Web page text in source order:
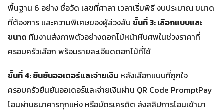
พื้นฐาน 6 อย่าง ชื่อวัด เลขที่ศาลา เวลาเริ่มพิธี งบประมาณ ขนาด
ที่ต้องการ และความพิเศษของผู้ล่วงลับ ขั้นที่ 3: เลือกแบบและ
ขนาด ทีมงานส่งภาพตัวอย่างดอกไม้หน้าหีบศพในช่วงราคาที่
ครอบครัวเลือก พร้อมรายละเอียดดอกไม้ที่ใช้
ขั้นที่ 4: ยืนยันออเดอร์และจ่ายเงิน หลังเลือกแบบที่ถูกใจ
ครอบครัวยืนยันออเดอร์และจ่ายเงินผ่าน QR Code PromptPay
โอนผ่านธนาคารทุกแห่ง หรือบัตรเครดิต ส่งสลิปการโอนเข้ามา